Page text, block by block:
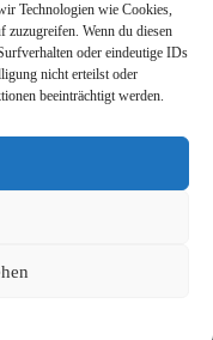
Technologien wie Cookies,
zuzugreifen. Wenn du diesen
oder eindeutige IDs
nicht erteilst oder
beeinträchtigt werden.
Mira wurde ein
der
Das Modell wurde